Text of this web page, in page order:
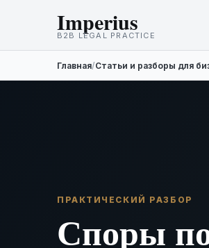
Imperius
B2B LEGAL PRACTICE
Главная/Статьи и разборы для
ПРАКТИЧЕСКИЙ РАЗБОР
Споры